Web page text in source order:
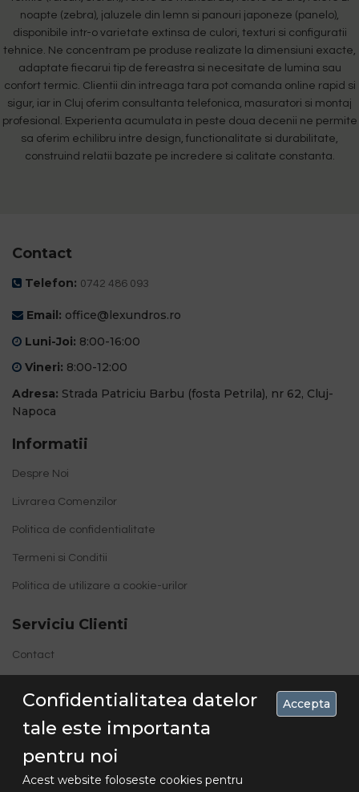
noapte (zebra), jaluzele din lemn si panouri japoneze (panelo),
disponibile intr-o varietate extinsa de culori, texturi si configuratii
tehnice. Ne concentram pe produse realizate la dimensiuni exacte,
adaptate fiecarui tip de fereastra si necesitate de lumina sau
confort termic. Clientii din intreaga tara pot comanda online rapid si
sigur, iar in Cluj oferim consultanta telefonica, masuratori si montaj
profesional. Experienta acumulata in peste doua decenii ne permite
sa oferim echilibru intre design, functionalitate si durabilitate,
construind relatii bazate pe incredere si calitate constanta.
Contact
Telefon: 0742 486 093
Email: office@lexundros.ro
Luni-Joi: 8:00-16:00
Vineri: 8:00-12:00
Adresa: Strada Patriciu Barbu (fosta Petrila), nr 62, Cluj-
Napoca
Informatii
Despre Noi
Livrarea Comenzilor
Politica de confidentialitate
Termeni si Conditii
Politica de utilizare a cookie-urilor
Serviciu Clienti
Contact
Confidentialitatea datelor
tale este importanta
pentru noi
Acest website foloseste cookies pentru
Accepta